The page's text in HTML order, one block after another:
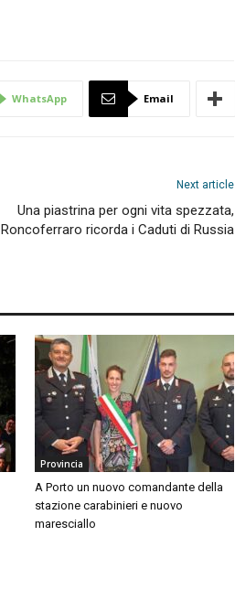
WhatsApp Email
Next article
Una piastrina per ogni vita spezzata,
Roncoferraro ricorda i Caduti di Russia
Provincia
A Porto un nuovo comandante della
stazione carabinieri e nuovo
maresciallo